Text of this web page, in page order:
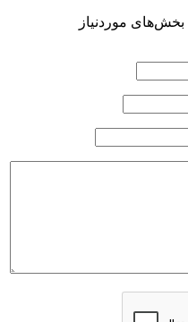
بخش‌های موردنیاز